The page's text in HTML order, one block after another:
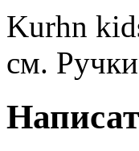
Kurhn
см.